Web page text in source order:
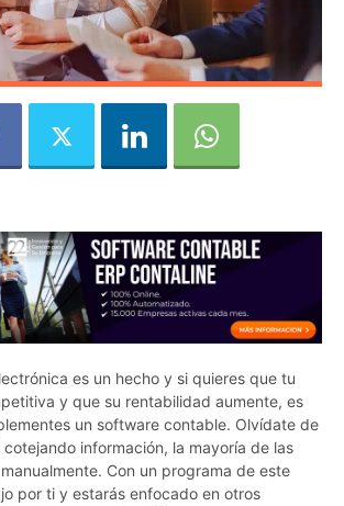
es un hecho y si quieres que tu
y que su rentabilidad aumente, es
un software contable. Olvídate de
información, la mayoría de las
Con un programa de este
por ti y estarás enfocado en otros